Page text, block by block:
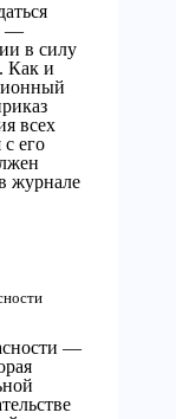
—
в силу
Как и
всех
его
журнале
—